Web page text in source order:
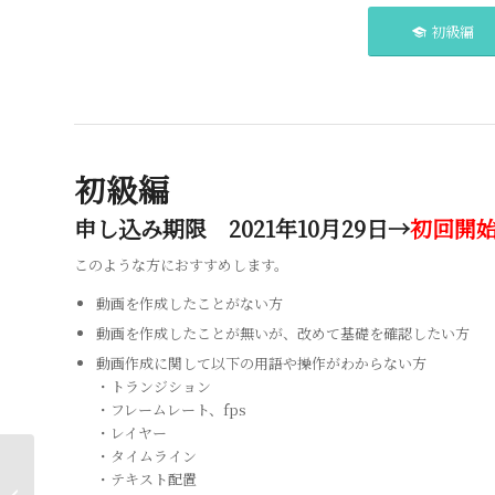
初級編
初級編
申し込み期限 2021年10月29日→初回開
このような方におすすめします。
動画を作成したことがない方
動画を作成したことが無いが、改めて基礎を確認したい方
動画作成に関して以下の用語や操作がわからない方
・トランジション
・フレームレート、fps
・レイヤー
・タイムライン
・テキスト配置
動画クリエイター育成